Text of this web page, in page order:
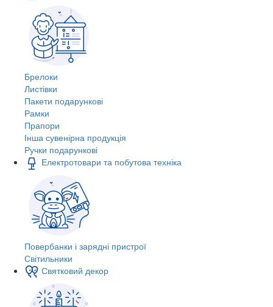
Брелоки
Листівки
Пакети подарункові
Рамки
Прапори
Інша сувенірна продукція
Ручки подарункові
Електротовари та побутова техніка
Повербанки і зарядні пристрої
Світильники
Святковий декор